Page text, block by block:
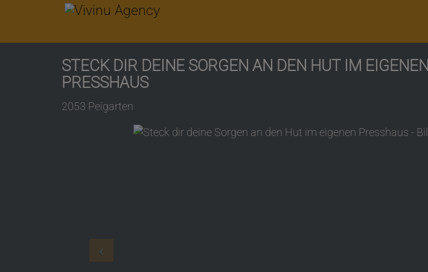
STECK DIR DEINE SORGEN AN DEN HUT IM EIGENEN
PRESSHAUS
2053 Peigarten